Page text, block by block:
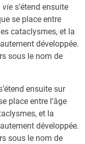
vie s'étend ensuite
se place entre
cataclysmes, et la
développée.
sous le nom de
ensuite sur
place entre l’âge
et la
développée.
sous le nom de